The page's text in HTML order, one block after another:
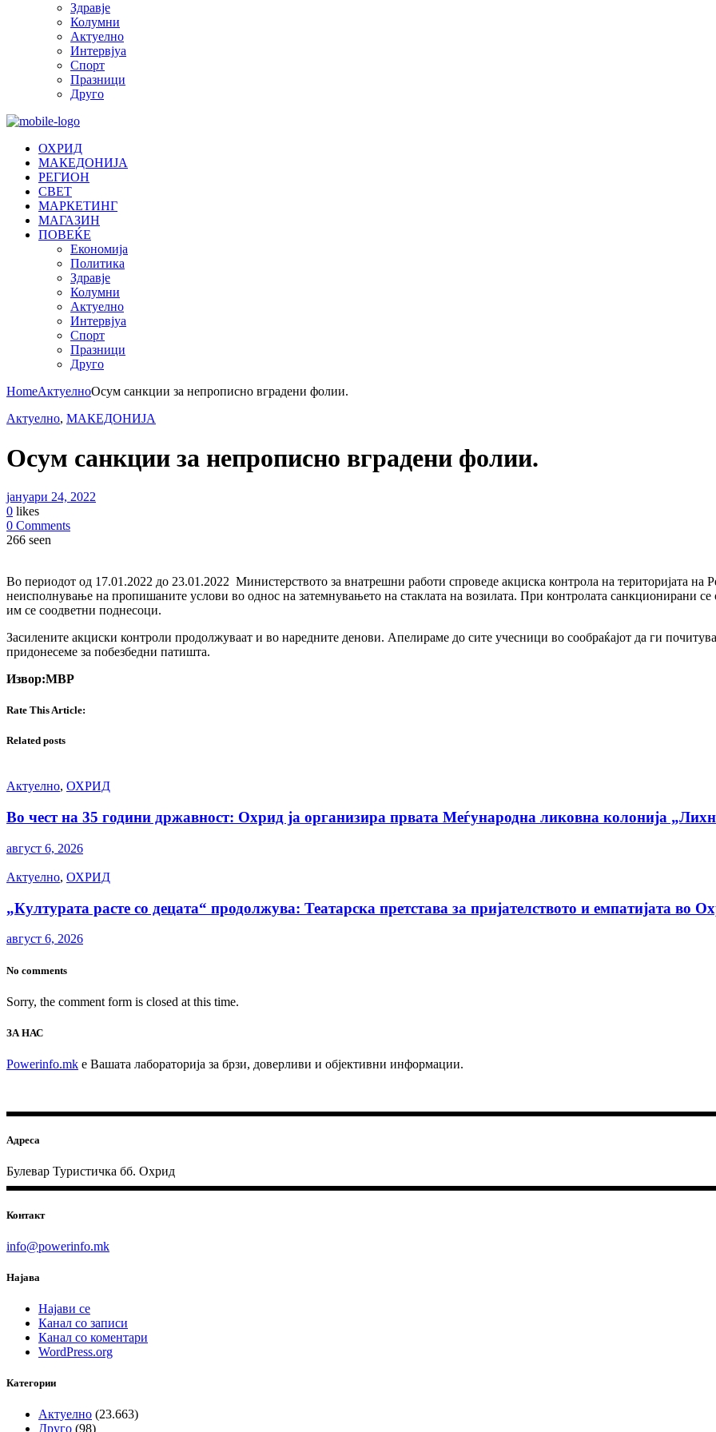
Здравје
Колумни
Актуелно
Интервјуа
Спорт
Празници
Друго
ОХРИД
МАКЕДОНИЈА
РЕГИОН
СВЕТ
МАРКЕТИНГ
МАГАЗИН
ПОВЕЌЕ
Економија
Политика
Здравје
Колумни
Актуелно
Интервјуа
Спорт
Празници
Друго
HomeАктуелноОсум санкции за непрописно вградени фолии.
Актуелно, МАКЕДОНИЈА
Осум санкции за непрописно вградени фолии.
јануари 24, 2022
0 likes
0 Comments
266 seen
Во периодот од 17.01.2022 до 23.01.2022 Министерството за внатрешни работи спроведе акциска контрола на територијата
неисполнување на пропишаните услови во однос на затемнувањето на стаклата на возилата. При контролата санкционирани
им се соодветни поднесоци.
Засилените акциски контроли продолжуваат и во наредните денови. Апелираме до сите учесници во сообраќајот да ги
придонесеме за побезбедни патишта.
Извор:МВР
Rate This Article:
Related posts
Актуелно, ОХРИД
Во чест на 35 години државност: Охрид ја организира првата Меѓународна ликовна колонија
август 6, 2026
Актуелно, ОХРИД
„Културата расте со децата“ продолжува: Театарска претстава за пријателството и емпатијата во
август 6, 2026
No comments
Sorry, the comment form is closed at this time.
ЗА НАС
Powerinfo.mk e Вашата лабораторија за брзи, доверливи и објективни информации.
Адреса
Булевар Туристичка бб. Охрид
Контакт
info@powerinfo.mk
Најава
Најави се
Канал со записи
Канал со коментари
WordPress.org
Категории
Актуелно (23.663)
Друго (98)